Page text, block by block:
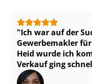
Ich war auf der
Gewerbemakler
Heid wurde ich
Verkauf ging